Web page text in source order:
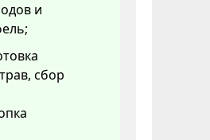
и
сбор